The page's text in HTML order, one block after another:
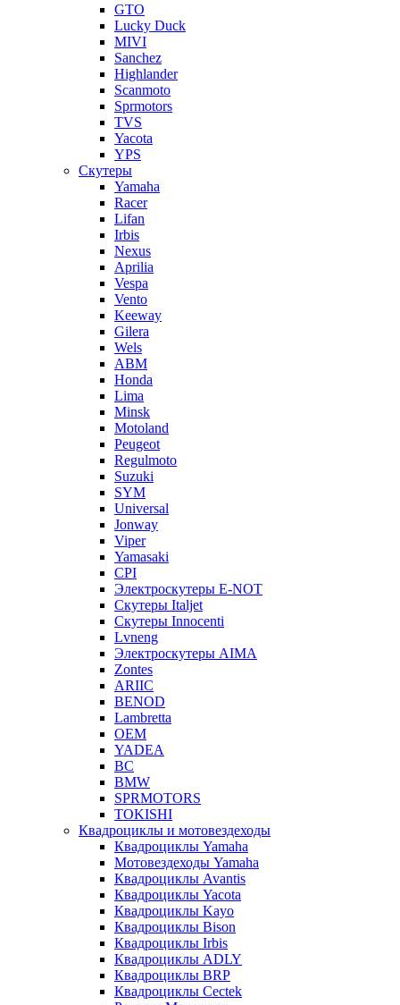
GTO
Lucky Duck
MIVI
Sanchez
Highlander
Scanmoto
Sprmotors
TVS
Yacota
YPS
Скутеры
Yamaha
Racer
Lifan
Irbis
Nexus
Aprilia
Vespa
Vento
Keeway
Gilera
Wels
ABM
Honda
Lima
Minsk
Motoland
Peugeot
Regulmoto
Suzuki
SYM
Universal
Jonway
Viper
Yamasaki
CPI
Электроскутеры E-NOT
Скутеры Italjet
Скутеры Innocenti
Lvneng
Электроскутеры AIMA
Zontes
ARIIC
BENOD
Lambretta
OEM
YADEA
BC
BMW
SPRMOTORS
TOKISHI
Квадроциклы и мотовездеходы
Квадроциклы Yamaha
Мотовездеходы Yamaha
Квадроциклы Avantis
Квадроциклы Yacota
Квадроциклы Kayo
Квадроциклы Bison
Квадроциклы Irbis
Квадроциклы ADLY
Квадроциклы BRP
Квадроциклы Cectek